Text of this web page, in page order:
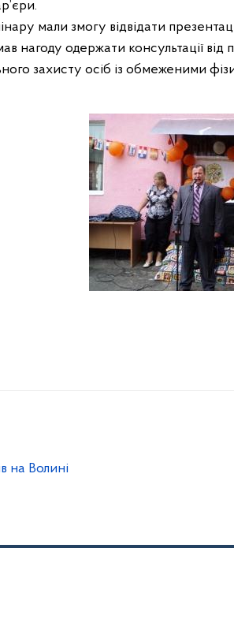
мали змогу відвідати
нагоду одержати консультації від
захисту осіб із обмеженими
на Волині